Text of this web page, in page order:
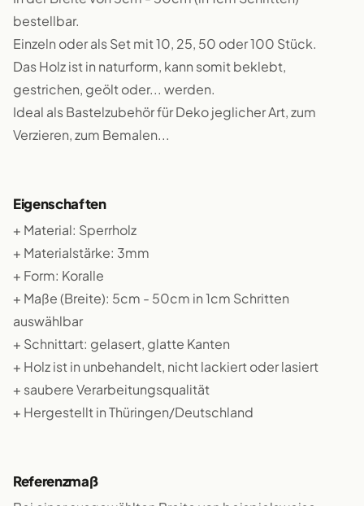
bestellbar.
Einzeln oder als Set mit 10, 25, 50 oder 100 Stück.
Das Holz ist in naturform, kann somit beklebt,
gestrichen, geölt oder... werden.
Ideal als Bastelzubehör für Deko jeglicher Art, zum
Verzieren, zum Bemalen...
Eigenschaften
+ Material: Sperrholz
+ Materialstärke: 3mm
+ Form: Koralle
+ Maße (Breite): 5cm - 50cm in 1cm Schritten
auswählbar
+ Schnittart: gelasert, glatte Kanten
+ Holz ist in unbehandelt, nicht lackiert oder lasiert
+ saubere Verarbeitungsqualität
+ Hergestellt in Thüringen/Deutschland
Referenzmaß